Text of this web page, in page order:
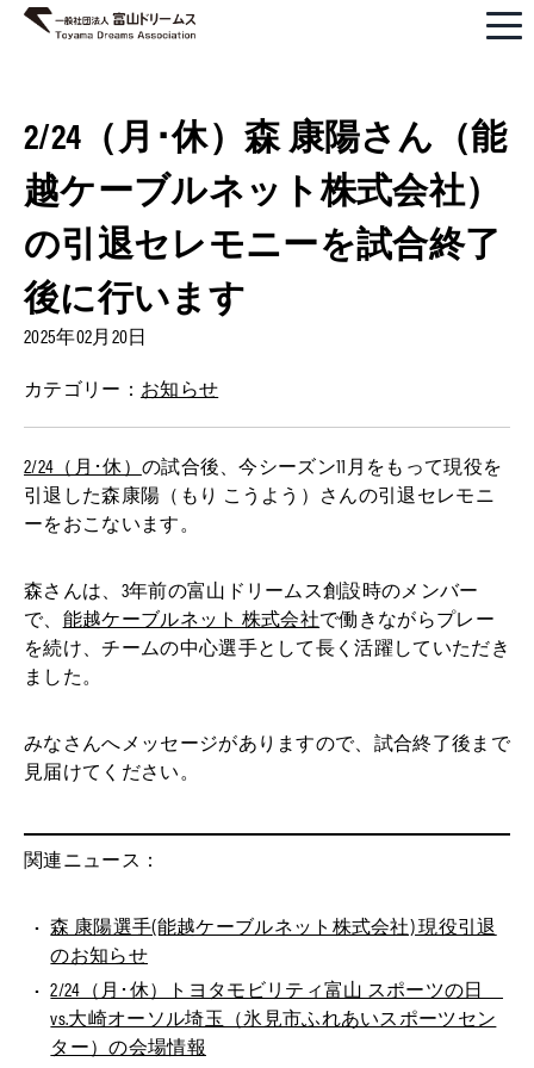
2/24（月･休）森 康陽さん（能
越ケーブルネット株式会社）
の引退セレモニーを試合終了
後に行います
2025年02月20日
カテゴリー： お知らせ
2/24（月･休） の試合後、今シーズン11月をもって現役を
引退した森康陽（もり こうよう）さんの引退セレモニ
ーをおこないます。
森さんは、3年前の富山ドリームス創設時のメンバー
で、 能越ケーブルネット 株式会社で働きながらプレー
を続け、チームの中心選手として長く活躍していただき
ました。
みなさんへメッセージがありますので、試合終了後まで
見届けてください。
関連ニュース：
森 康陽選手(能越ケーブルネット株式会社) 現役引退
のお知らせ
2/24（月･休）トヨタモビリティ富山 スポーツの日
vs.大崎オーソル埼玉（氷見市ふれあいスポーツセン
ター）の会場情報